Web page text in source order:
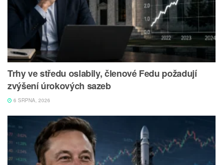
Trhy ve středu oslabily, členové Fedu požadují
zvýšení úrokových sazeb
6 SRPNA, 2026